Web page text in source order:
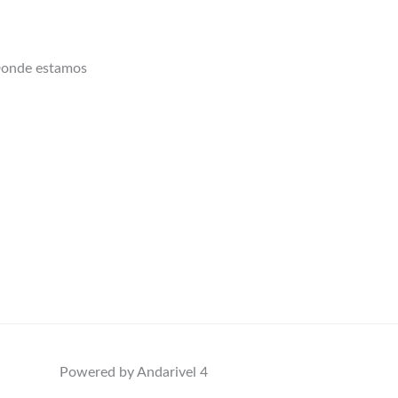
estamos
Powered by Andarivel 4